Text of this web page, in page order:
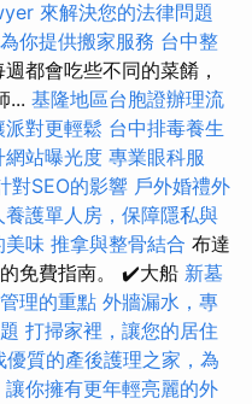
來解決您的法律問題
你提供搬家服務 台中整
都會吃些不同的菜餚，
... 基隆地區台胞證辦理流
對更輕鬆 台中排毒養生
網站曝光度 專業眼科服
對SEO的影響 戶外婚禮外
養護單人房，保障隱私與
美味 推拿與整骨結合 布達
免費指南。 ✔️大船 新墓
理的重點 外牆漏水，專
打掃家裡，讓您的居住
優質的產後護理之家，為
讓你擁有更年輕亮麗的外